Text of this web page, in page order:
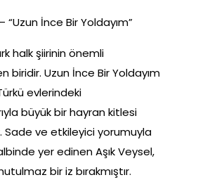
“Uzun İnce Bir Yoldayım”
halk şiirinin önemli
biridir. Uzun İnce Bir Yoldayım
evlerindeki
büyük bir hayran kitlesi
Sade ve etkileyici yorumuyla
yer edinen Aşık Veysel,
bir iz bırakmıştır.